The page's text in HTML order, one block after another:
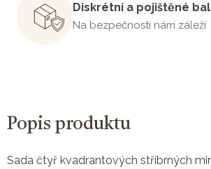
Diskrétní a pojištěné
Na bezpečnosti nám záleží
Popis produktu
Sada čtyř kvadrantových stříbrných